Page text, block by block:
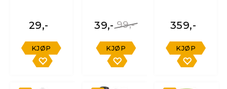
29,-
KJØP
99,-
39,-
KJØP
359,-
KJØP